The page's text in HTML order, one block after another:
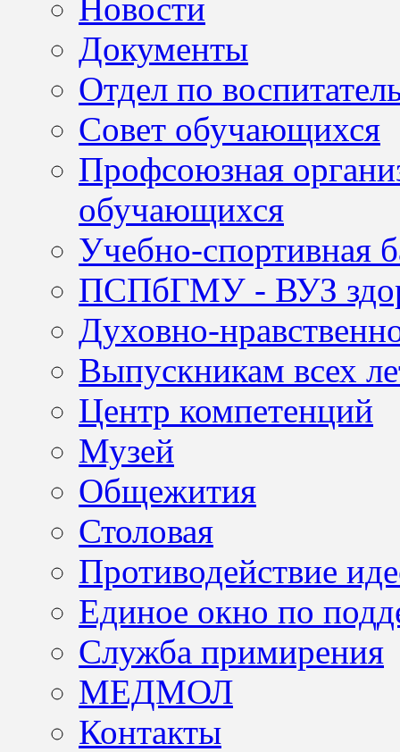
Новости
Документы
Отдел по
Совет обучающихся
Профсоюзная
обучающихся
Учебно-спортивная
ПСПбГМУ - ВУЗ
Духовно-
Выпускникам всех
Центр компетенций
Музей
Общежития
Столовая
Противодействие
Единое окно по
Служба примирения
МЕДМОЛ
Контакты